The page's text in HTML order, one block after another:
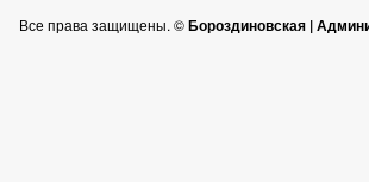
Все права защищены. ©Бороздиновская |